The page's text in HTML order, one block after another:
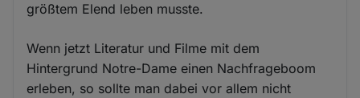
größtem Elend leben musste.
Wenn jetzt Literatur und Filme mit dem
Hintergrund Notre-Dame einen Nachfrageboom
erleben, so sollte man dabei vor allem nicht